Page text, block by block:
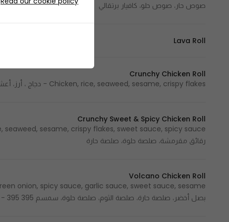
صوص حار، صوص حلو، كافيار برتقالي
Lava Roll
Crunchy Chicken Roll
Chicken, rice, seaweed, sesame, crispy flakes - دجاج ، أرز، أعشاب بحرية، سمسم، رقائق مقرمشة
Crunchy Sweet & Spicy Chicken Roll
رقائق مقرمشة، صلصة حلوة، صلصة حارة
Volcano Chicken Roll
بصل أخضر، صلصة حارة، صلصة الثوم، صلصة حلوة، سمسم 395 Cal - 395 سعرة حرارية